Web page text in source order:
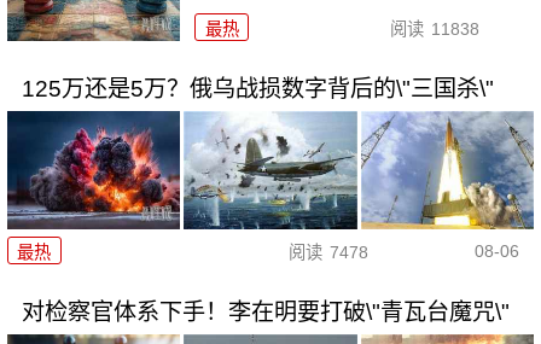
最热 阅读 11838
125万还是5万？俄乌战损数字背后的\"三国杀\"
最热 阅读 7478 08-06
对检察官体系下手！李在明要打破\"青瓦台魔咒\"